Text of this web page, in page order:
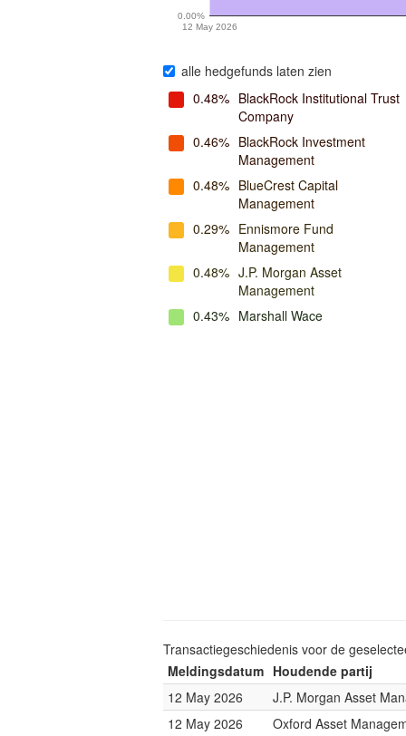
12 May 2026
0.00%
alle hedgefunds laten zien
0.48% BlackRock Institutional Trust
Company
0.46% BlackRock Investment
Management
0.48% BlueCrest Capital
Management
0.29% Ennismore Fund
Management
0.48% J.P. Morgan Asset
Management
0.43% Marshall Wace
Transactiegeschiedenis voor de
Meldingsdatum Houdende partij
12 May 2026
J.P. Morgan Asset
12 May 2026
Oxford Asset